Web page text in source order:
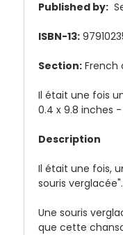
Published by:
ISBN-13:
Section: French
Il était une fois
0.4 x 9.8 inches
Description
Il était une fois,
souris
Une souris
que cette